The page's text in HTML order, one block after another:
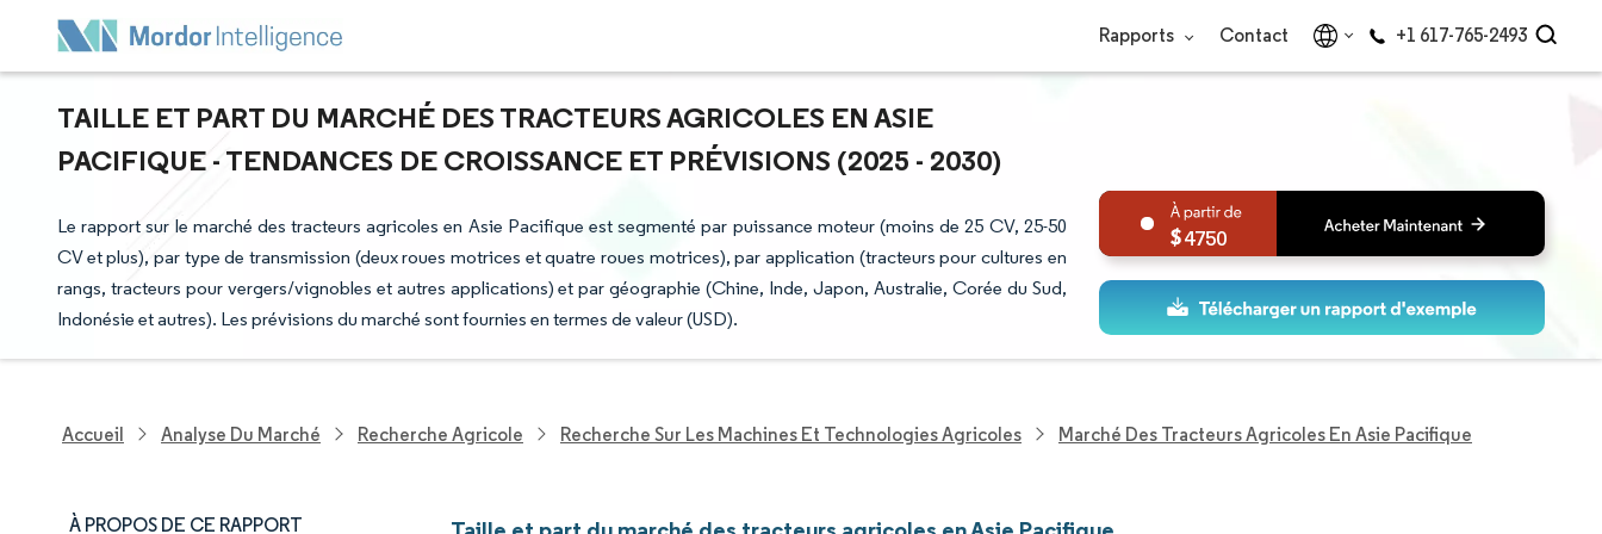
Rapports Contact +1 617-765-2493
TAILLE ET PART DU MARCHÉ DES TRACTEURS AGRICOLES EN ASIE
PACIFIQUE - TENDANCES DE CROISSANCE ET PRÉVISIONS (2025 - 2030)
Le rapport sur le marché des tracteurs agricoles en Asie Pacifique est segmenté par puissance moteur (moins de 25 CV, 25-50
CV et plus), par type de transmission (deux roues motrices et quatre roues motrices), par application (tracteurs pour cultures en
rangs, tracteurs pour vergers/vignobles et autres applications) et par géographie (Chine, Inde, Japon, Australie, Corée du Sud,
Indonésie et autres). Les prévisions du marché sont fournies en termes de valeur (USD).
4750
Accueil Analyse Du Marché Recherche Agricole Recherche Sur Les Machines Et Technologies Agricoles Marché Des Tracteurs Agricoles En Asie Pacifique
À PROPOS DE CE RAPPORT